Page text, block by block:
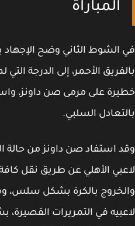
المباراة
الشوط الثاني وضح الإجهاد
الأحمر، إلى الدرجة التي
على مرمى صن داونز،
السلبي.
استفاد صن داونز من حالة
الأهلي عن طريق نقل
بالكرة بشكل سلس،
في التمريرات القصيرة،